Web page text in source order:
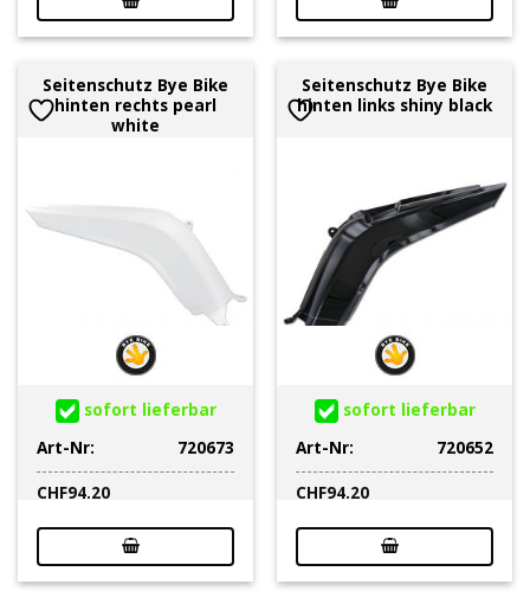
Seitenschutz Bye Bike
hinten rechts pearl
white
sofort lieferbar
Art-Nr:
720673
CHF94.20
Seitenschutz Bye Bike
hinten links shiny black
sofort lieferbar
Art-Nr:
720652
CHF94.20